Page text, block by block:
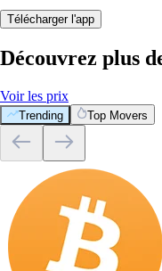
Télécharger l'app
Découvrez plus
Voir les prix
Trending Top Movers